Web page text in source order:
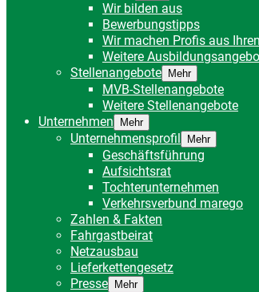
Wir bilden aus
Bewerbungstipps
Wir machen Profis aus
Weitere
Stellenangebote
Mehr
MVB-Stellenangebote
Weitere Stellenangebote
Unternehmen
Mehr
Unternehmensprofil Mehr
Geschäftsführung
Aufsichtsrat
Tochterunternehmen
Verkehrsverbund marego
Zahlen & Fakten
Fahrgastbeirat
Netzausbau
Lieferkettengesetz
Presse
Mehr